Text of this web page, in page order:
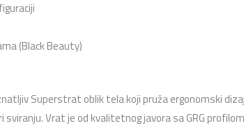
(Black Beauty)
Superstrat oblik tela koji pruža ergonomski
Vrat je od kvalitetnog javora sa GRG